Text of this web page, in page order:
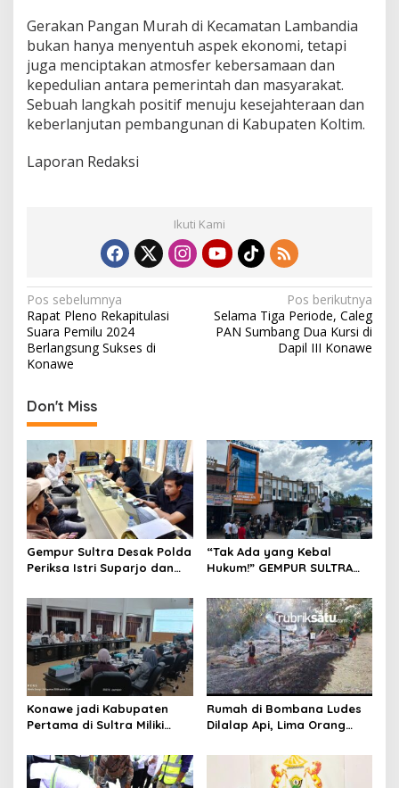
Gerakan Pangan Murah di Kecamatan Lambandia
bukan hanya menyentuh aspek ekonomi, tetapi
juga menciptakan atmosfer kebersamaan dan
kepedulian antara pemerintah dan masyarakat.
Sebuah langkah positif menuju kesejahteraan dan
keberlanjutan pembangunan di Kabupaten Koltim.
Laporan Redaksi
Ikuti Kami
N
a
v
g
a
s
i
p
o
s
Pos sebelumnya
Rapat Pleno Rekapitulasi
Suara Pemilu 2024
Berlangsung Sukses di
Konawe
Pos berikutnya
Selama Tiga Periode, Caleg
PAN Sumbang Dua Kursi di
Dapil III Konawe
Don't Miss
Gempur Sultra Desak Polda
Periksa Istri Suparjo dan
Kasus Tambang Ilegal
“Tak Ada yang Kebal
Hukum!” GEMPUR SULTRA
Tanawali dan PT
Tadisangka, Siap Kuasai
Lahan Puuwatu
Konawe jadi Kabupaten
Pertama di Sultra Miliki
Digital, DPRD Restui
Anggaran Rp200 Juta
Rumah di Bombana Ludes
Dilalap Api, Lima Orang
Dunia